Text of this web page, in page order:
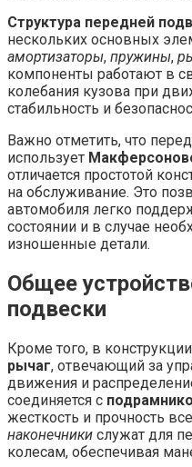
Структура передней
нескольких основных
амортизаторы, пружины,
компоненты работают в
колебания кузова при
стабильность и
Важно отметить, что
использует
отличается простотой
на обслуживание. Это
автомобиля легко
состоянии и в случае
изношенные детали.
Общее
подвески
Кроме того, в
рычаг, отвечающий за
движения и
соединяется с
жесткость и прочность
наконечники служат для
колесам, обеспечивая